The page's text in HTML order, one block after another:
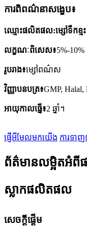
ការពិពណ៌នាសង្ខេប៖
ឈ្មោះ​ផលិតផល:ម្សៅទឹកខ្ម
លក្ខណៈ​ពិសេស៖5%-10%
រូបរាង៖ម្សៅពណ៌ស
វិញ្ញាបនបត្រ៖GMP, Halal,
អាយុកាលធ្នើ៖2 ឆ្នាំ។
ផ្ញើអ៊ីមែលមកយើង ការទា
ព័ត៌មានលម្អិតអំ
ស្លាកផលិតផល
សេចក្តីផ្តើម